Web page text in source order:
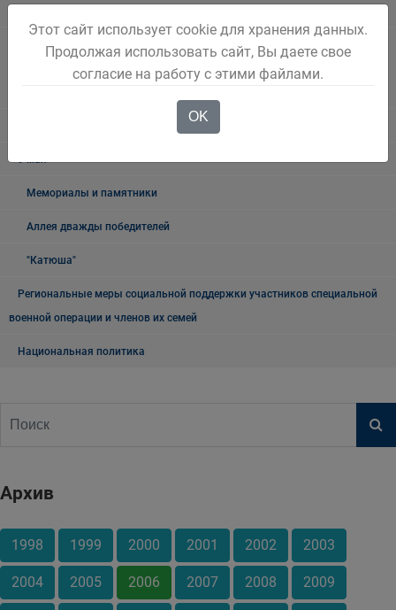
Наблюдательная комиссия по социальной адаптации лиц,
освободившихся из мест лишения свободы Беловского городского
9 мая
Мемориалы и памятники
Аллея дважды победителей
"Катюша"
Региональные меры социальной поддержки участников специальной
военной операции и членов их семей
Национальная политика
Архив
1998 1999 2000 2001 2002 2003
2004 2005 2006 2007 2008 2009
Этот сайт использует cookie для хранения данных.
Продолжая использовать сайт, Вы даете свое
согласие на работу с этими файлами.
OK